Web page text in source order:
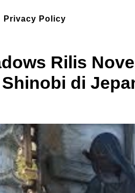
Privacy Policy
Rilis
di